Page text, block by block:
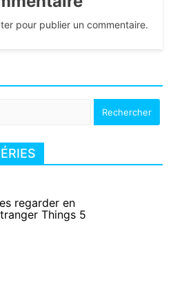
pour publier un commentaire.
regarder en
Things 5